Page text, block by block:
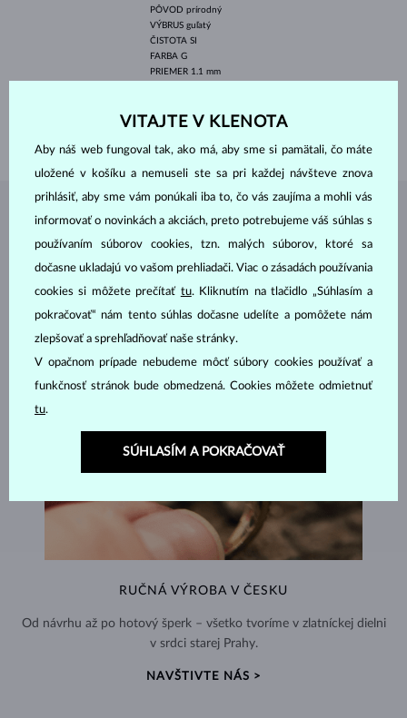
PÔVOD prírodný
VÝBRUS guľatý
ČISTOTA SI
FARBA G
PRIEMER 1.1 mm
ŠPERKY ZATELIÉRU KLENOTA
RUČNÁ VÝROBA V ČESKU
Od návrhu až po hotový šperk – všetko tvoríme v zlatníckej dielni
v srdci starej Prahy.
NAVŠTIVTE NÁS >
VITAJTE V KLENOTA
Aby náš web fungoval tak, ako má, aby sme si pamätali, čo máte
uložené v košíku a nemuseli ste sa pri každej návšteve znova
prihlásiť, aby sme vám ponúkali iba to, čo vás zaujíma a mohli vás
informovať o novinkách a akciách, preto potrebujeme váš súhlas s
používaním súborov cookies, tzn. malých súborov, ktoré sa
dočasne ukladajú vo vašom prehliadači. Viac o zásadách používania
cookies si môžete prečítať tu. Kliknutím na tlačidlo „Súhlasím a
pokračovať“ nám tento súhlas dočasne udelíte a pomôžete nám
zlepšovať a sprehľadňovať naše stránky.
V opačnom prípade nebudeme môcť súbory cookies používať a
funkčnosť stránok bude obmedzená. Cookies môžete odmietnuť
tu.
SÚHLASÍM A POKRAČOVAŤ